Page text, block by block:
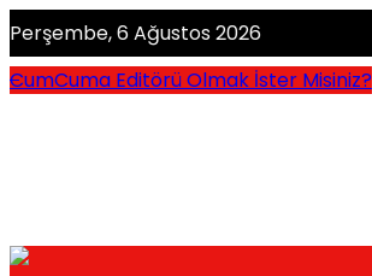
Perşembe, 6 Ağustos 2026
CumCuma Editörü Olmak İster Misiniz?